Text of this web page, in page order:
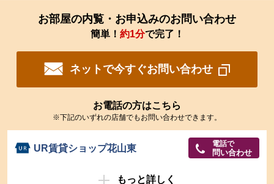
お部屋の内覧・お申込みのお問い合わせ
簡単！ 約1分で完了！
ネットで今すぐお問い合わせ
お電話の方はこちら
※下記のいずれの店舗でもお問い合わせできます。
UR賃貸ショップ花山東 電話で
問い合わせ
もっと詳しく